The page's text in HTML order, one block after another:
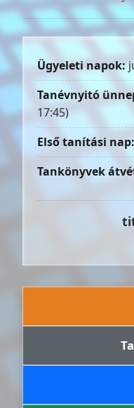
Ügyeleti napok:
Tanévnyitó
17:45)
Első tanítási nap:
Tankönyvek